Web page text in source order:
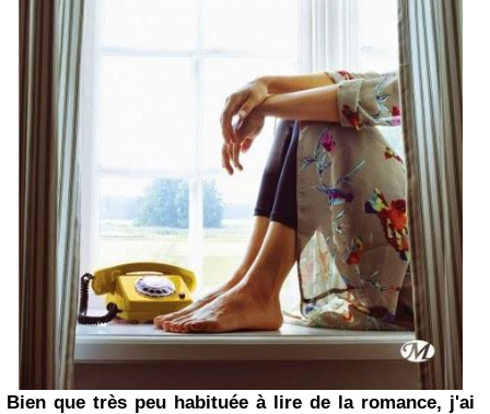
Bien que très peu habituée à lire de la romance, j'ai